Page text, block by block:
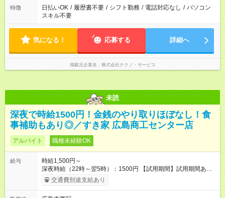
特徴 日払いOK / 履歴書不要 / シフト勤務 / 電話対応なし / パソコン
スキル不要
気になる！ 応募する 詳細へ
掲載元企業名 株式会社テクノ・サービス
未読
深夜で時給1500円！金銭のやり取りほぼなし！食
事補助もあり◎／すき家 広島商工センター店
アルバイト 職種未経験OK
給与
時給1,500円～
深夜時給（22時～翌5時）：1500円 【試用期間】試用期間あり
試用期間の長さ：1ヶ月 雇用形態、給与は本採用時と同じです。
試用期間の実態は30日（※条件変更なし）ですが、切り上げで
交通費別途支給あり